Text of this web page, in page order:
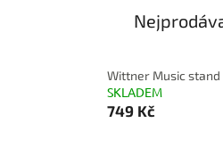
Wittner Music
SKLADEM
749 Kč